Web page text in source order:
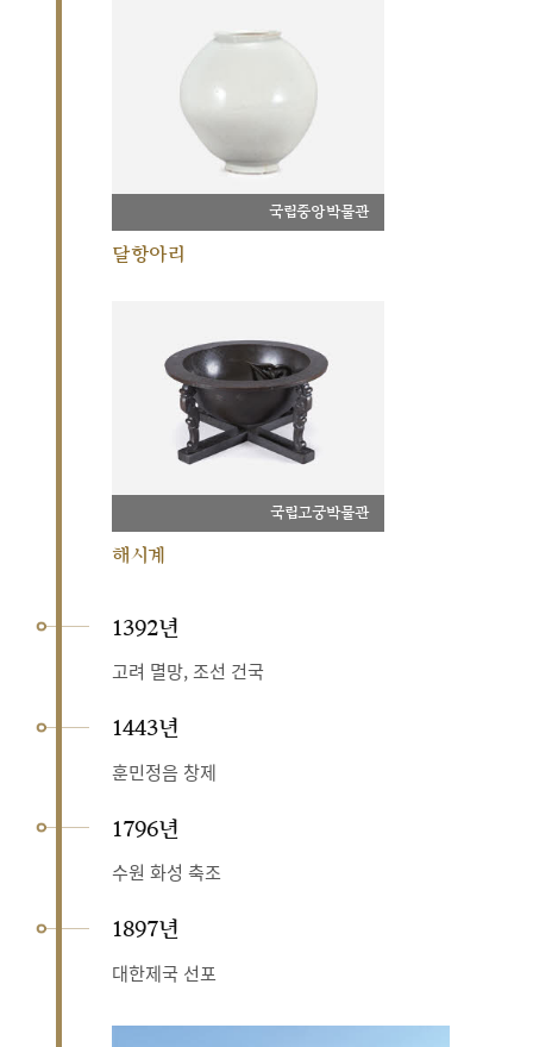
국립중앙박물관
달항아리
국립고궁박물관
해시계
1392년
고려 멸망, 조선 건국
1443년
훈민정음 창제
1796년
수원 화성 축조
1897년
대한제국 선포